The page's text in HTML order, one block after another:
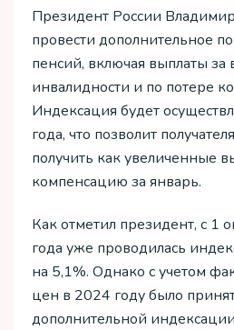
Президент России
провести дополнительное
пенсий, включая выплаты за
инвалидности и по потере
Индексация будет
года, что позволит
получить как увеличенные
компенсацию за январь.
Как отметил президент, с 1
года уже проводилась
на 5,1%. Однако с учетом
цен в 2024 году было
дополнительной